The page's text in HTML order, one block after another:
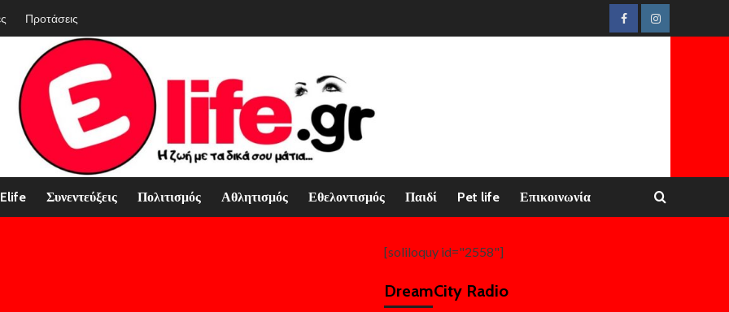
FacebookInstagram
Προτάσεις
Elife Συνεντεύξεις Πολιτισμός Αθλητισμός Εθελοντισμός Παιδί Pet life Επικοινωνία
[soliloquy id="2558"]
DreamCity Radio